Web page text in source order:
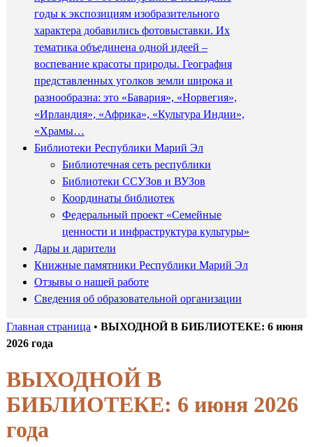
годы к экспозициям изобразительного
характера добавились фотовыставки. Их
тематика объединена одной идеей –
воспевание красоты природы. География
представленных уголков земли широка и
разнообразна: это «Бавария», «Норвегия»,
«Ирландия», «Африка», «Культура Индии»,
«Храмы…
Библиотеки Республики Марий Эл
Библиотечная сеть республики
Библиотеки ССУЗов и ВУЗов
Координаты библиотек
Федеральный проект «Семейные
ценности и инфраструктура культуры»
Дары и дарители
Книжные памятники Республики Марий Эл
Отзывы о нашей работе
Сведения об образовательной организации
Главная страница • ВЫХОДНОЙ В БИБЛИОТЕКЕ: 6 июня
2026 года
ВЫХОДНОЙ В
БИБЛИОТЕКЕ: 6 июня 2026
года